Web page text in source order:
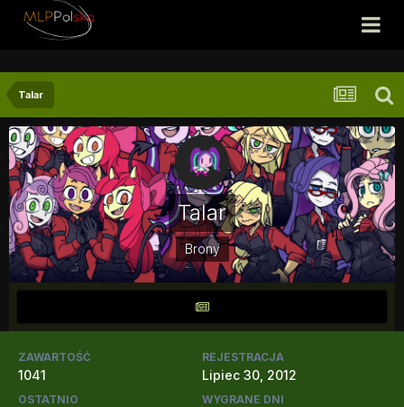
Talar
Talar
Brony
ZAWARTOŚĆ
1041
REJESTRACJA
Lipiec 30, 2012
OSTATNIO WYGRANE DNI